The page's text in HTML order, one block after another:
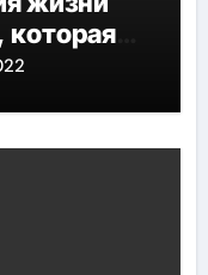
которая